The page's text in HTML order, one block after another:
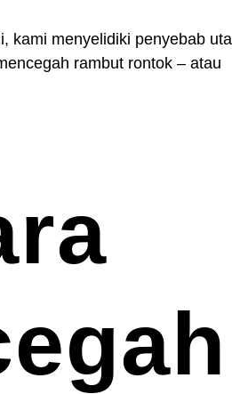
kami menyelidiki penyebab
rambut rontok – atau